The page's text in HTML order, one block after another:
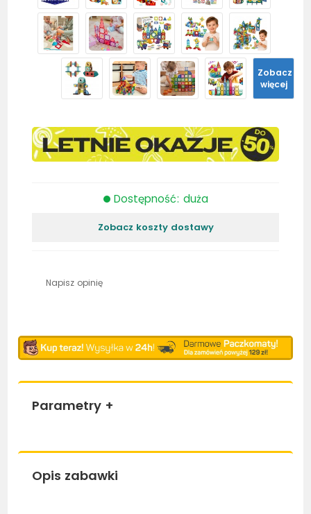
Zobacz
więcej
Dostępność: duża
Zobacz koszty dostawy
Napisz opinię
Parametry +
Opis zabawki